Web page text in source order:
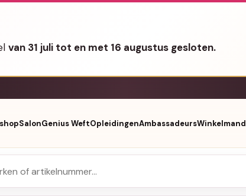
van 31 juli tot en met 16 augustus gesloten.
SalonGenius WeftOpleidingenAmbassadeursWinkelmand